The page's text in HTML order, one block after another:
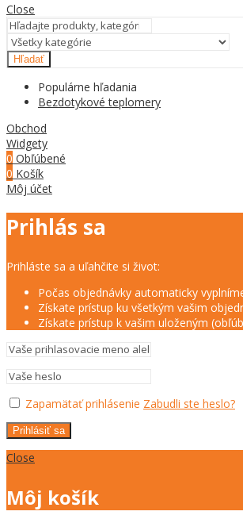
Close
Hľadať
Populárne hľadania
Bezdotykové teplomery
Obchod
Widgety
0 Obľúbené
0 Košík
Môj účet
Prihlás sa
Prihláste sa a uľahčite si život:
Počas objednávky automaticky
Získate prístup ku všetkým vašim
Získate prístup k vašim uloženým
Zapamätať prihlásenie Zabudli ste heslo?
Prihlásiť sa
Close
Môj košík